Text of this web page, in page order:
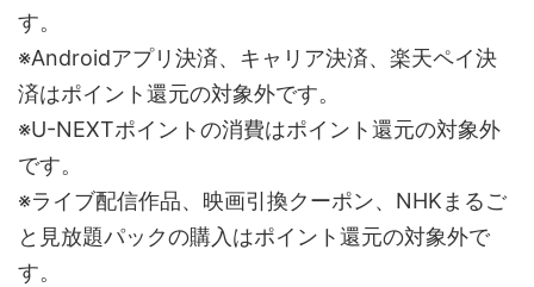
す。
※Androidアプリ決済、キャリア決済、楽天ペイ決
済はポイント還元の対象外です。
※U-NEXTポイントの消費はポイント還元の対象外
です。
※ライブ配信作品、映画引換クーポン、NHKまるご
と見放題パックの購入はポイント還元の対象外で
す。